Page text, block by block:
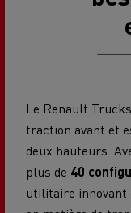
Le Renault
traction avant et
deux hauteurs.
plus de 40
utilitaire innovant